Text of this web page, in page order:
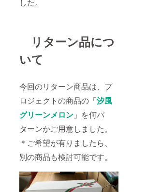
リターン品につ
いて
今回のリターン商品は、プ
ロジェクトの商品の「汐風
グリーンメロン 」を何パ
ターンかご用意しました。
＊ご希望が有りましたら、
別の商品も検討可能です。